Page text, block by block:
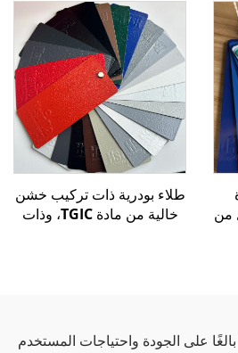
من
طلاء بودرية ذات تركيب خشن
خالية من مادة TGIC، وذات
على الجودة واحتياجات المستخدم